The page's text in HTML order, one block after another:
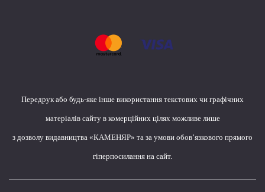
Передрук або будь-яке інше використання текстових чи графічних
матеріалів сайту в комерційних цілях можливе лише
з дозволу видавництва «КАМЕНЯР» та за умови обов’язкового прямого
гіперпосилання на сайт.